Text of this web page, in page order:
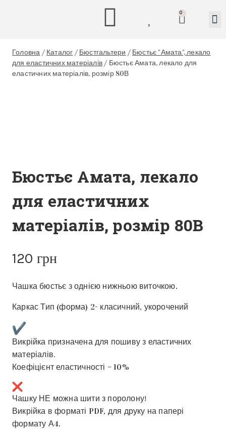
0
Головна / Каталог / Бюстгальтери / Бюстьє "Амата", лекало
для еластичних матеріалів / Бюстьє Амата, лекало для
еластичних матеріалів, розмір 80В
Бюстьє Амата, лекало
для еластичних
матеріалів, розмір 80В
120 грн
Чашка бюстьє з однією нижньою виточкою.
Каркас Тип (форма) 2- класичний, укорочений
Викрійка призначена для пошиву з еластичних
матеріалів.
Коефіцієнт еластичності – 10%
Чашку НЕ можна шити з поролону!
Викрійка в форматі PDF, для друку на папері
формату А4.